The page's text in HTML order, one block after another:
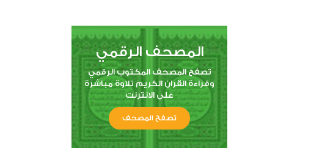
المصحف الرقمي
تصفح المصحف المكتوب الرقمي
وقراءة القران الكريم تلاوة مباشرة
على الانترنت
تصفح المصحف